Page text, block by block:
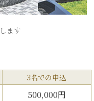
ます
3名での申込
500,000円